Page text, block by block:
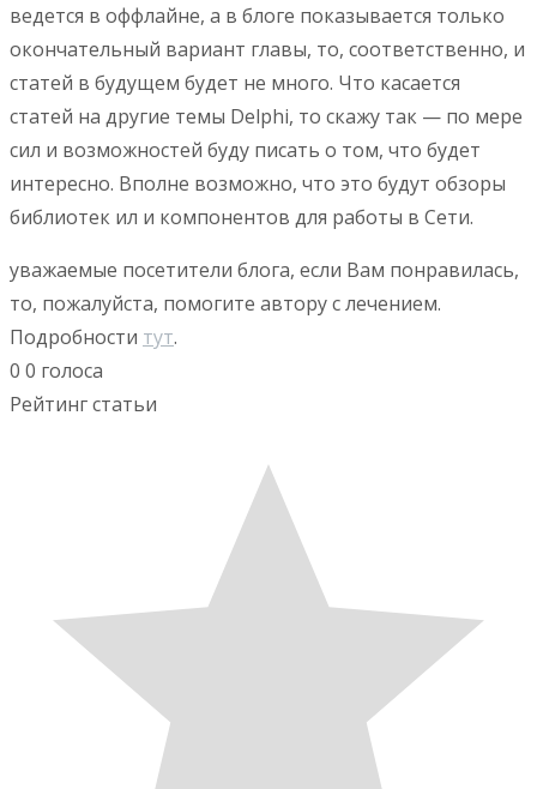
ведется в оффлайне, а в блоге показывается только
окончательный вариант главы, то, соответственно, и
статей в будущем будет не много. Что касается
статей на другие темы Delphi, то скажу так — по мере
сил и возможностей буду писать о том, что будет
интересно. Вполне возможно, что это будут обзоры
библиотек ил и компонентов для работы в Сети.
уважаемые посетители блога, если Вам понравилась,
то, пожалуйста, помогите автору с лечением.
Подробности тут.
0 0 голоса
Рейтинг статьи